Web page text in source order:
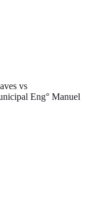
vs
Eng° Manuel